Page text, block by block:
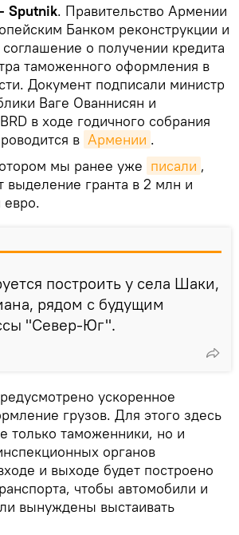
Sputnik. Правительство Армении
Банком реконструкции и
соглашение о получении кредита
таможенного оформления в
Документ подписали министр
Ваге Ованнисян и
в ходе годичного собрания
в Армении .
мы ранее уже писали ,
выделение гранта в 2 млн и
евро.
построить у села Шаки,
рядом с будущим
"Север-Юг".
ускоренное
грузов. Для этого здесь
только таможенники, но и
органов
и выходе будет построено
чтобы автомобили и
вынуждены выстаивать